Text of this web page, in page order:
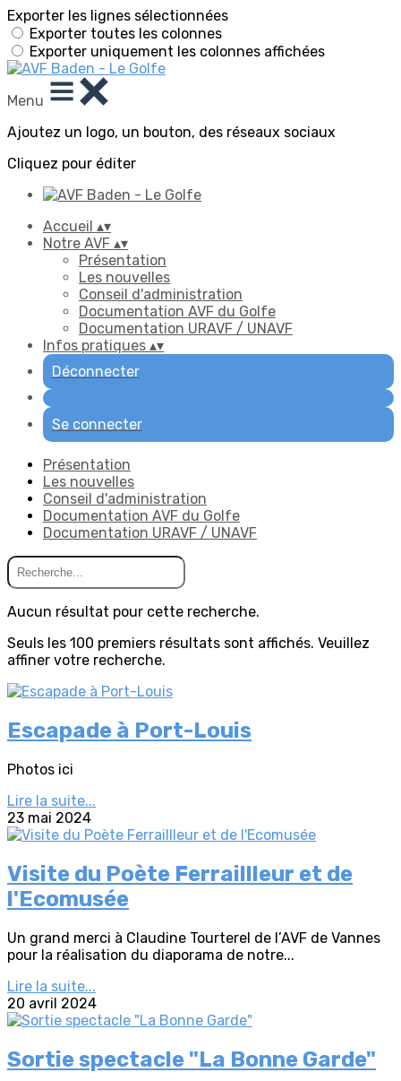
Exporter les lignes sélectionnées
Exporter toutes les colonnes
Exporter uniquement les colonnes affichées
Menu
Ajoutez un logo, un bouton, des réseaux sociaux
Cliquez pour éditer
Accueil ▴▾
Notre AVF ▴▾
Présentation
Les nouvelles
Conseil d'administration
Documentation AVF du Golfe
Documentation URAVF / UNAVF
Infos pratiques ▴▾
Déconnecter
Se connecter
Présentation
Les nouvelles
Conseil d'administration
Documentation AVF du Golfe
Documentation URAVF / UNAVF
Aucun résultat pour cette recherche.
Seuls les 100 premiers résultats sont affichés. Veuillez
affiner votre recherche.
Escapade à Port-Louis
Photos ici
Lire la suite...
23 mai 2024
Visite du Poète Ferraillleur et de
l'Ecomusée
Un grand merci à Claudine Tourterel de l’AVF de Vannes
pour la réalisation du diaporama de notre...
Lire la suite...
20 avril 2024
Sortie spectacle "La Bonne Garde"